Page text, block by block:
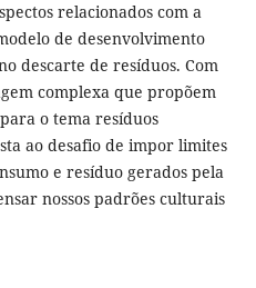
relacionados com a
de desenvolvimento
descarte de resíduos. Com
complexa que propõem
o tema resíduos
ao desafio de impor limites
e resíduo gerados pela
nossos padrões culturais